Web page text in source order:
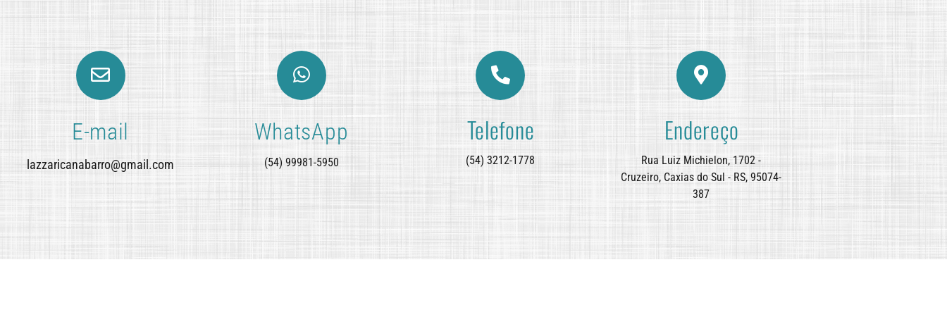
E-mail
lazzaricanabarro@gmail.com
WhatsApp
(54) 99981-5950
Telefone
(54) 3212-1778
Endereço
Rua Luiz Michielon, 1702 -
Cruzeiro, Caxias do Sul - RS, 95074-
387